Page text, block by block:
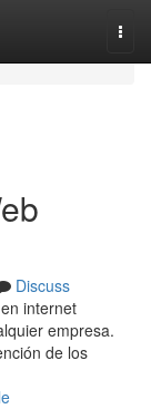
Discuss
internet
empresa.
de los